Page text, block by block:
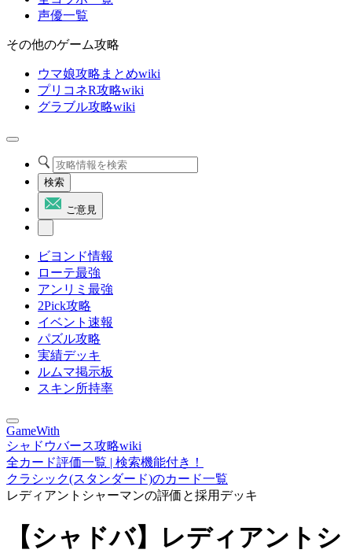
声優一覧
その他のゲーム攻略
ウマ娘攻略まとめwiki
プリコネR攻略wiki
グラブル攻略wiki
検索
ご意見
ビヨンド情報
ローテ最強
アンリミ最強
2Pick攻略
イベント速報
パズル攻略
実績デッキ
ルムマ掲示板
スキン所持率
GameWith
シャドウバース攻略wiki
全カード評価一覧 | 検索機能付き！
クラシック(スタンダード)のカード一覧
レディアントシャーマンの評価と採用デッキ
【シャドバ】レディアントシ